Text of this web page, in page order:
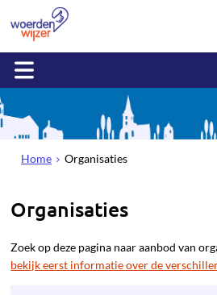
Home Organisaties
Organisaties
Zoek op deze pagina naar aanbod van
bekijk eerst informatie over de